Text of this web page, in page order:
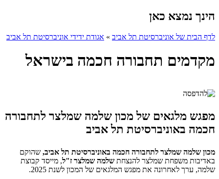
הינך נמצא כאן
לדף הבית של אוניברסיטת תל אביב » אגודת ידידי אוניברסיטת תל אביב
מקדמים תחבורה חכמה בישראל
מפגש מלגאים של מכון שלמה שמלצר לתחבורה
חכמה באוניברסיטת תל אביב
מכון שלמה שמלצר לתחבורה חכמה באוניברסיטת תל אביב, שהוקם
באדיבות משפחת שמלצר להנצחת שלמה שמלצר ז"ל, מייסד קבוצת
שלמה, ערך לאחרונה את מפגש המלגאים של המכון לשנת 2025.